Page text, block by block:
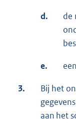
d.
de
e.
3.
Bij het
aan het